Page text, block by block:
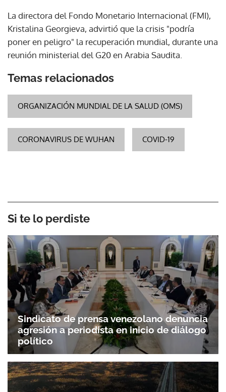
La directora del Fondo Monetario Internacional (FMI),
Kristalina Georgieva, advirtió que la crisis "podría
poner en peligro" la recuperación mundial, durante una
reunión ministerial del G20 en Arabia Saudita.
Temas relacionados
ORGANIZACIÓN MUNDIAL DE LA SALUD (OMS)
CORONAVIRUS DE WUHAN COVID-19
Si te lo perdiste
Sindicato de prensa venezolano denuncia
agresión a periodista en inicio de diálogo
político